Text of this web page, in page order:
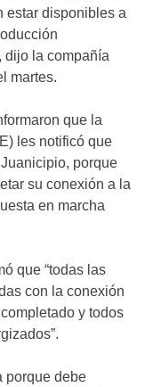
estar disponibles a
dijo la compañía
martes.
que la
les notificó que
porque
su conexión a la
en marcha
que “todas las
con la conexión
y todos
porque debe